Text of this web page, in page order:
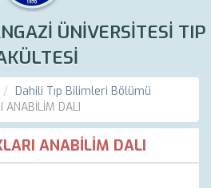
ÜNİVERSİTESİ TIP
Dahili Tıp Bilimleri Bölümü
ANABİLİM DALI
ANABİLİM DALI